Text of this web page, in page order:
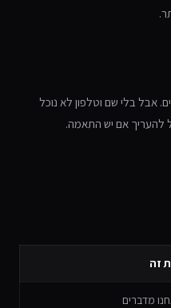
אבל בלי שם וטלפון לא נוכל
להעריך אם יש התאמה.
זה
מדברים